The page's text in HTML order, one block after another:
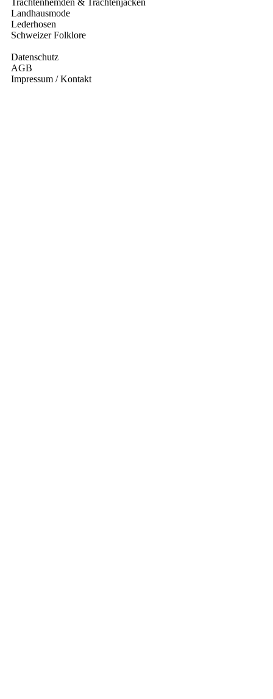
Trachtenhemden & Trachtenjacken
Landhausmode
Lederhosen
Schweizer Folklore
Datenschutz
AGB
Impressum / Kontakt